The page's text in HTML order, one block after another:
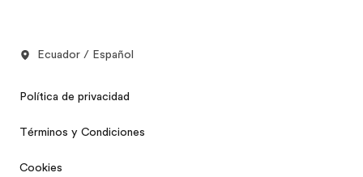
Ecuador / Español
Política de privacidad
Términos y Condiciones
Cookies